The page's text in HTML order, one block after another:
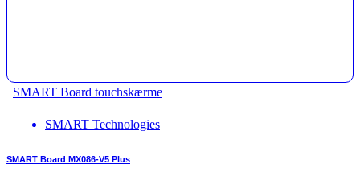
SMART Board touchskærme
SMART Technologies
SMART Board MX086-V5 Plus